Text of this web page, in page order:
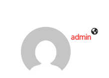
admin